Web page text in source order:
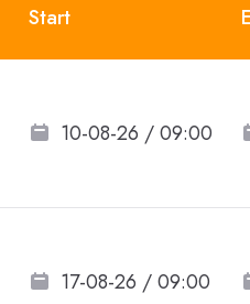
Start
10-08-26 / 09:00
17-08-26 / 09:00